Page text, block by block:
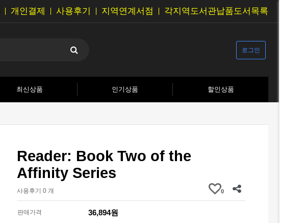
개인결제 사용후기 지역연계서점 각지역도서관납품도서목록
로그인
최신상품 인기상품 할인상품
Reader: Book Two of the
Affinity Series
사용후기 0 개 0
판매가격 36,894원